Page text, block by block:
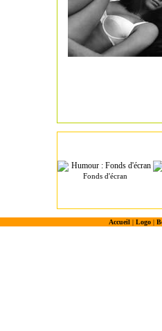
Fonds d'écran
Accueil| Logo|